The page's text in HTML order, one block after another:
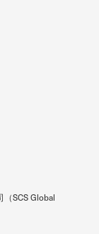
SCS Global